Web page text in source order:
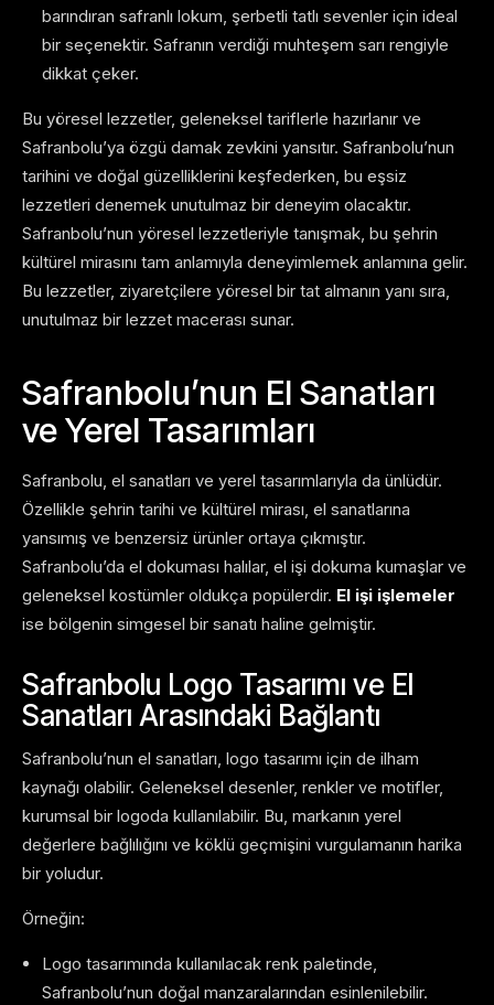
barındıran safranlı lokum, şerbetli tatlı sevenler için ideal
bir seçenektir. Safranın verdiği muhteşem sarı rengiyle
dikkat çeker.
Bu yöresel lezzetler, geleneksel tariflerle hazırlanır ve
Safranbolu’ya özgü damak zevkini yansıtır. Safranbolu’nun
tarihini ve doğal güzelliklerini keşfederken, bu eşsiz
lezzetleri denemek unutulmaz bir deneyim olacaktır.
Safranbolu’nun yöresel lezzetleriyle tanışmak, bu şehrin
kültürel mirasını tam anlamıyla deneyimlemek anlamına gelir.
Bu lezzetler, ziyaretçilere yöresel bir tat almanın yanı sıra,
unutulmaz bir lezzet macerası sunar.
Safranbolu’nun El Sanatları
ve Yerel Tasarımları
Safranbolu, el sanatları ve yerel tasarımlarıyla da ünlüdür.
Özellikle şehrin tarihi ve kültürel mirası, el sanatlarına
yansımış ve benzersiz ürünler ortaya çıkmıştır.
Safranbolu’da el dokuması halılar, el işi dokuma kumaşlar ve
geleneksel kostümler oldukça popülerdir. El işi işlemeler
ise bölgenin simgesel bir sanatı haline gelmiştir.
Safranbolu Logo Tasarımı ve El
Sanatları Arasındaki Bağlantı
Safranbolu’nun el sanatları, logo tasarımı için de ilham
kaynağı olabilir. Geleneksel desenler, renkler ve motifler,
kurumsal bir logoda kullanılabilir. Bu, markanın yerel
değerlere bağlılığını ve köklü geçmişini vurgulamanın harika
bir yoludur.
Örneğin:
Logo tasarımında kullanılacak renk paletinde,
Safranbolu’nun doğal manzaralarından esinlenilebilir.